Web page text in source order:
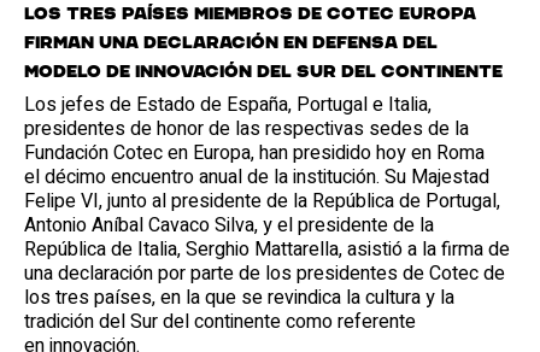
Los tres países miembros de Cotec Europa
firman una declaración en defensa del
modelo de innovación del sur del continente
Los jefes de Estado de España, Portugal e Italia,
presidentes de honor de las respectivas sedes de la
Fundación Cotec en Europa, han presidido hoy en Roma
el décimo encuentro anual de la institución. Su Majestad
Felipe VI, junto al presidente de la República de Portugal,
Antonio Aníbal Cavaco Silva, y el presidente de la
República de Italia, Serghio Mattarella, asistió a la firma de
una declaración por parte de los presidentes de Cotec de
los tres países, en la que se revindica la cultura y la
tradición del Sur del continente como referente